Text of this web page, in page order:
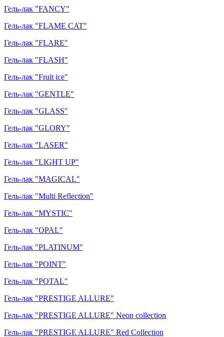
Гель-лак "FANCY"
Гель-лак "FLAME CAT"
Гель-лак "FLARE"
Гель-лак "FLASH"
Гель-лак "Fruit ice"
Гель-лак "GENTLE"
Гель-лак "GLASS"
Гель-лак "GLORY"
Гель-лак "LASER"
Гель-лак "LIGHT UP"
Гель-лак "MAGICAL"
Гель-лак "Multi Reflection"
Гель-лак "MYSTIC"
Гель-лак "OPAL"
Гель-лак "PLATINUM"
Гель-лак "POINT"
Гель-лак "POTAL"
Гель-лак "PRESTIGE ALLURE"
Гель-лак "PRESTIGE ALLURE" Neon collection
Гель-лак "PRESTIGE ALLURE" Red Collection